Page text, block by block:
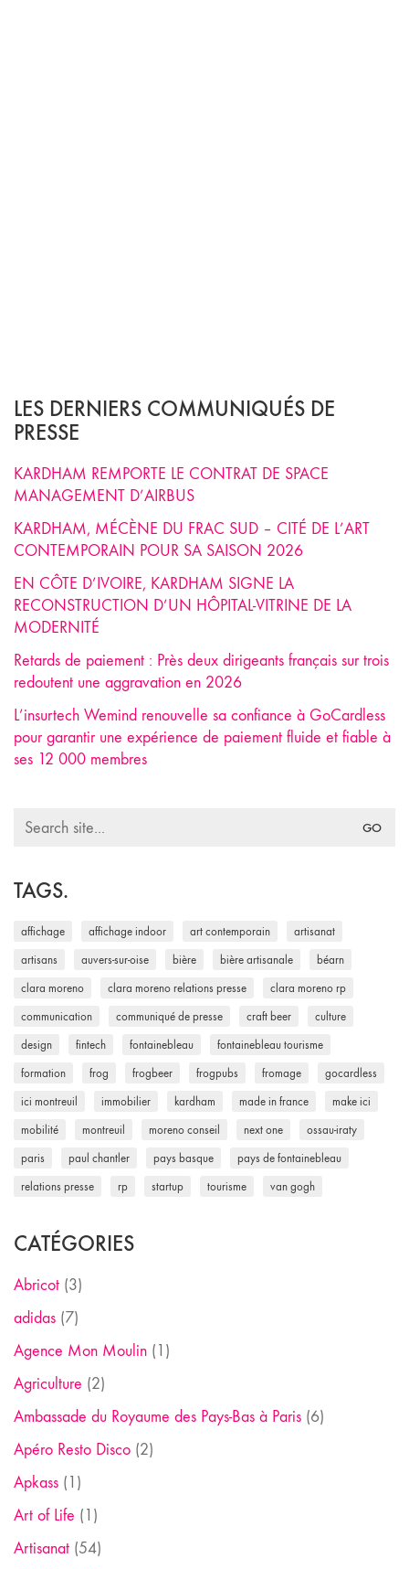
LES DERNIERS COMMUNIQUÉS DE
PRESSE
KARDHAM REMPORTE LE CONTRAT DE SPACE
MANAGEMENT D’AIRBUS
KARDHAM, MÉCÈNE DU FRAC SUD – CITÉ DE L’ART
CONTEMPORAIN POUR SA SAISON 2026
EN CÔTE D’IVOIRE, KARDHAM SIGNE LA
RECONSTRUCTION D’UN HÔPITAL-VITRINE DE LA
MODERNITÉ
Retards de paiement : Près deux dirigeants français sur trois
redoutent une aggravation en 2026
L’insurtech Wemind renouvelle sa confiance à GoCardless
pour garantir une expérience de paiement fluide et fiable à
ses 12 000 membres
Search
TAGS.
affichage affichage indoor art contemporain artisanat
artisans auvers-sur-oise bière bière artisanale béarn
clara moreno clara moreno relations presse clara moreno rp
communication communiqué de presse craft beer culture
design fintech fontainebleau fontainebleau tourisme
formation frog frogbeer frogpubs fromage gocardless
ici montreuil immobilier kardham made in france make ici
mobilité montreuil moreno conseil next one ossau-iraty
paris paul chantler pays basque pays de fontainebleau
relations presse rp startup tourisme van gogh
CATÉGORIES
Abricot (3)
adidas (7)
Agence Mon Moulin (1)
Agriculture (2)
Ambassade du Royaume des Pays-Bas à Paris (6)
Apéro Resto Disco (2)
Apkass (1)
Art of Life (1)
Artisanat (54)